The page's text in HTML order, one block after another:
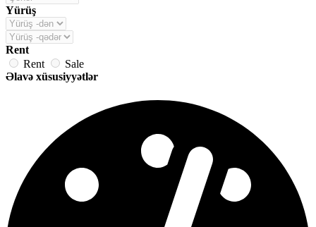
Yürüş
Rent
Rent
Sale
Əlavə xüsusiyyətlər